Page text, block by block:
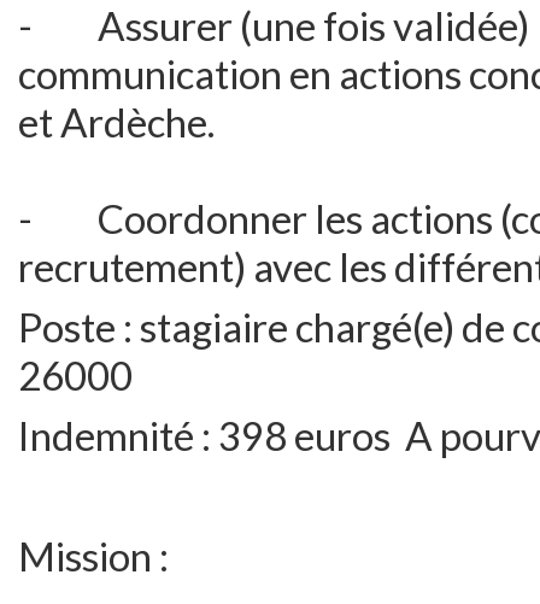
- Assurer (une fois validée)
communication en actions
et Ardèche.
- Coordonner les actions
recrutement) avec les
Poste : stagiaire chargé(e) de
26000
Indemnité : 398 euros A
Mission :